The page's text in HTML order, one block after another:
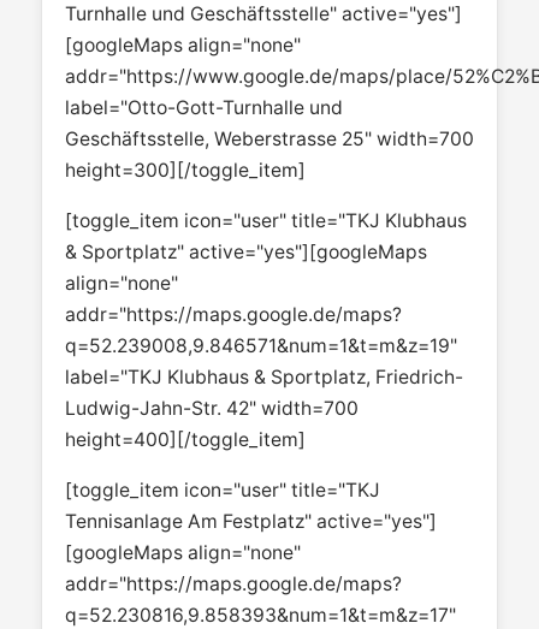
Turnhalle und Geschäftsstelle" active="yes"]
[googleMaps align="none"
addr="https://www.google.de/maps/place/
label="Otto-Gott-Turnhalle und
Geschäftsstelle, Weberstrasse 25" width=700
height=300][/toggle_item]
[toggle_item icon="user" title="TKJ Klubhaus
& Sportplatz" active="yes"][googleMaps
align="none"
addr="https://maps.google.de/maps?
q=52.239008,9.846571&num=1&t=m&z=19"
label="TKJ Klubhaus & Sportplatz, Friedrich-
Ludwig-Jahn-Str. 42" width=700
height=400][/toggle_item]
[toggle_item icon="user" title="TKJ
Tennisanlage Am Festplatz" active="yes"]
[googleMaps align="none"
addr="https://maps.google.de/maps?
q=52.230816,9.858393&num=1&t=m&z=17"